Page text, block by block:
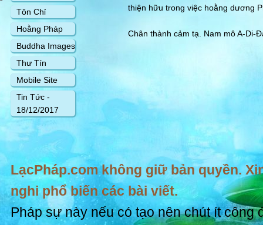
Tôn Chỉ
Hoằng Pháp
Buddha Images
Thư Tín
Mobile Site
Tin Tức -
18/12/2017
thiện hữu trong việc hoằng dương
Chân thành cảm tạ. Nam mô A-Di-
LạcPháp.com không giữ bản quyền.
nghi phổ biến các bài viết.
Pháp sự này nếu có tạo nên chút ít công